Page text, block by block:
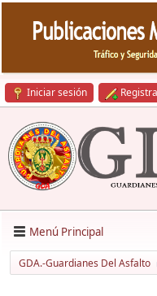
Iniciar sesión
Menú Principal
GDA.-Guardianes Del Asfalto